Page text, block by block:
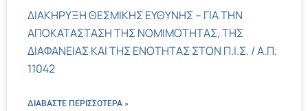
ΔΙΑΚΗΡΥΞΗ ΘΕΣΜΙΚΗΣ ΕΥΘΥΝΗΣ – ΓΙΑ ΤΗΝ
ΑΠΟΚΑΤΑΣΤΑΣΗ ΤΗΣ ΝΟΜΙΜΟΤΗΤΑΣ, ΤΗΣ
ΔΙΑΦΑΝΕΙΑΣ ΚΑΙ ΤΗΣ ΕΝΟΤΗΤΑΣ ΣΤΟΝ Π.Ι.Σ. / Α.Π.
11042
ΔΙΑΒΑΣΤΕ ΠΕΡΙΣΣΌΤΕΡΑ »